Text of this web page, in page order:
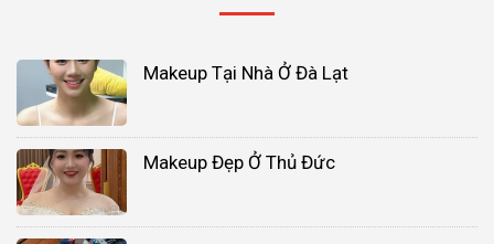
Makeup Tại Nhà Ở Đà Lạt
Makeup Đẹp Ở Thủ Đức